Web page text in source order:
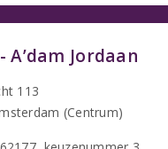
A’dam Jordaan
113
(Centrum)